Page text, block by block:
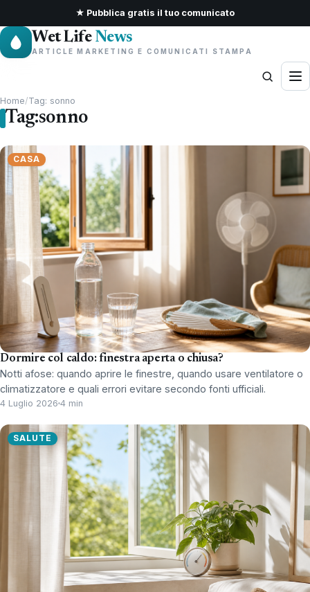
★ Pubblica gratis il tuo comunicato
Wet Life News
ARTICLE MARKETING E COMUNICATI STAMPA
Home/Tag: sonno
Tag:sonno
CASA
Dormire col caldo: finestra aperta o chiusa?
Notti afose: quando aprire le finestre, quando usare ventilatore o
climatizzatore e quali errori evitare secondo fonti ufficiali.
4 Luglio 2026 4 min
SALUTE